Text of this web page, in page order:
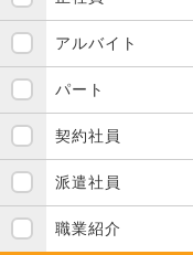
アルバイト
パート
契約社員
派遣社員
職業紹介